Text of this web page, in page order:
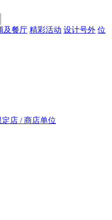
及餐厅 精彩活动 设计号外 位
店 / 商店单位